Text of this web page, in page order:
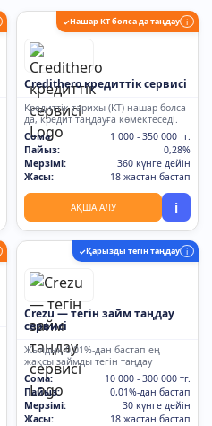
✓Нашар КТ болса да таңдау i
Credithero кредиттік сервисі
Кредиттік тарихы (КТ) нашар болса
да, кредит таңдауға көмектеседі.
Сома:
1 000 - 350 000 тг.
Пайыз:
0,28%
Мерзімі:
360 күнге дейін
Жасы:
18 жастан бастап
АҚША АЛУ i
✓Қарызды тегін таңдау i
Crezu — тегін займ таңдау
сервисі
Жылдық 0,01%-дан бастап ең
жақсы займды тегін таңдау
Сома:
10 000 - 300 000 тг.
Пайыз:
0,01%-дан бастап
Мерзімі:
30 күнге дейін
Жасы:
18 жастан бастап